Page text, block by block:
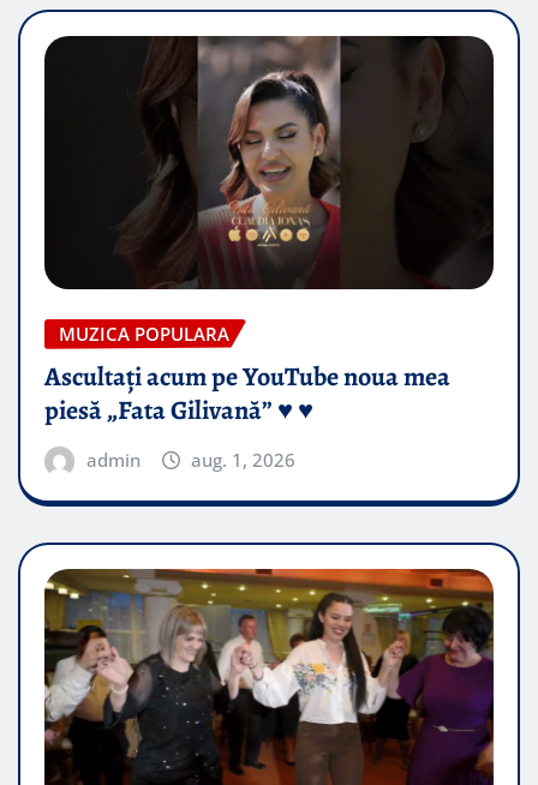
MUZICA POPULARA
Ascultați acum pe YouTube noua mea
piesă „Fata Gilivană” ♥️ ♥️
admin aug. 1, 2026